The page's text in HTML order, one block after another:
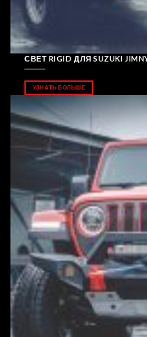
СВЕТ RIGID ДЛЯ SUZUKI
УЗНАТЬ БОЛЬШЕ